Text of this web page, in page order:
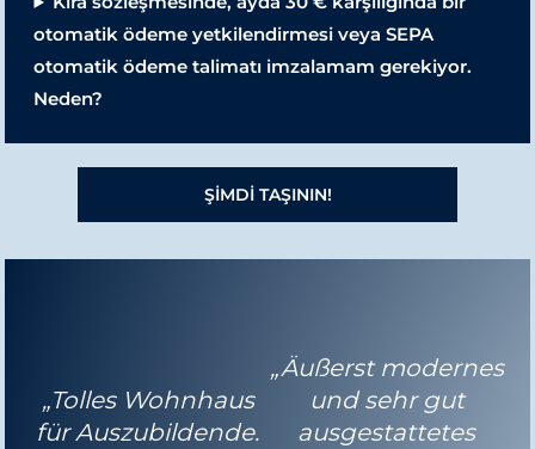
otomatik ödeme yetkilendirmesi veya SEPA
otomatik ödeme talimatı imzalamam gerekiyor.
Neden?
ŞİMDİ TAŞININ!
„Tolles Wohnhaus
für Auszubildende.
„Äußerst modernes
und sehr gut
ausgestattetes